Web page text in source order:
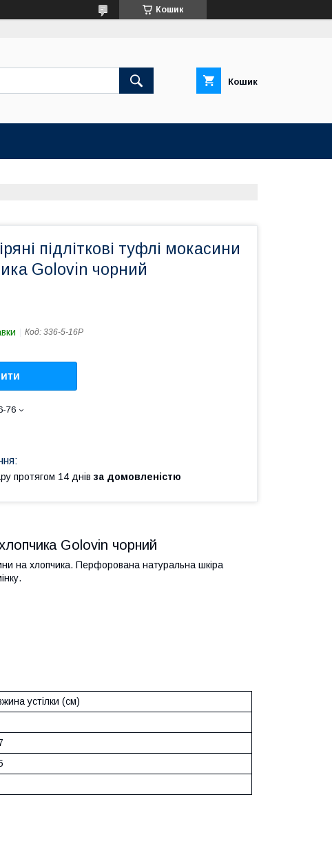
Кошик
Кошик
підліткові туфлі мокасини
Golovin чорний
Код: 336-5-16P
76
протягом 14 днів за домовленістю
хлопчика Golovin чорний
на хлопчика. Перфорована натуральна шкіра
устілки (см)